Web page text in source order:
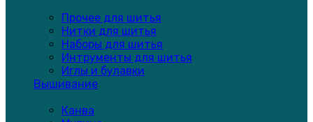
Прочее для шитья
Нитки для шитья
Наборы для шитья
Интрументы для шитья
Иглы и булавки
Вышивание
Канва